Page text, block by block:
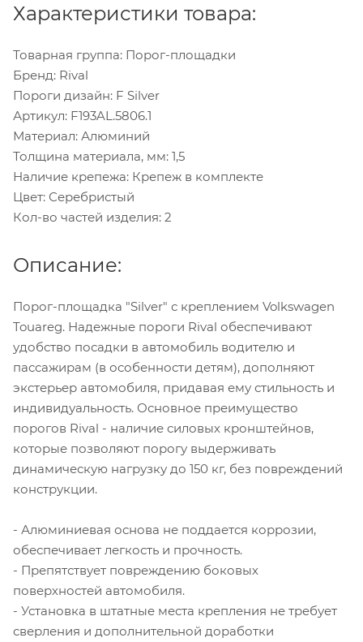
Характеристики товара:
Товарная группа: Порог-площадки
Бренд: Rival
Пороги дизайн: F Silver
Артикул: F193AL.5806.1
Материал: Алюминий
Толщина материала, мм: 1,5
Наличие крепежа: Крепеж в комплекте
Цвет: Серебристый
Кол-во частей изделия: 2
Описание:
Порог-площадка "Silver" с креплением Volkswagen
Touareg. Надежные пороги Rival обеспечивают
удобство посадки в автомобиль водителю и
пассажирам (в особенности детям), дополняют
экстерьер автомобиля, придавая ему стильность и
индивидуальность. Основное преимущество
порогов Rival - наличие силовых кронштейнов,
которые позволяют порогу выдерживать
динамическую нагрузку до 150 кг, без повреждений
конструкции.
- Алюминиевая основа не поддается коррозии,
обеспечивает легкость и прочность.
- Препятствует повреждению боковых
поверхностей автомобиля.
- Установка в штатные места крепления не требует
сверления и дополнительной доработки